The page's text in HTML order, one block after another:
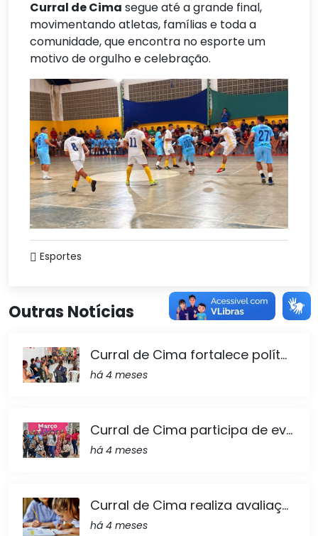
Curral de Cima segue até a grande final,
movimentando atletas, famílias e toda a
comunidade, que encontra no esporte um
motivo de orgulho e celebração.
Esportes
Outras Notícias
Curral de Cima fortalece polít...
há 4 meses
Curral de Cima participa de ev...
há 4 meses
Curral de Cima realiza avaliaç...
há 4 meses